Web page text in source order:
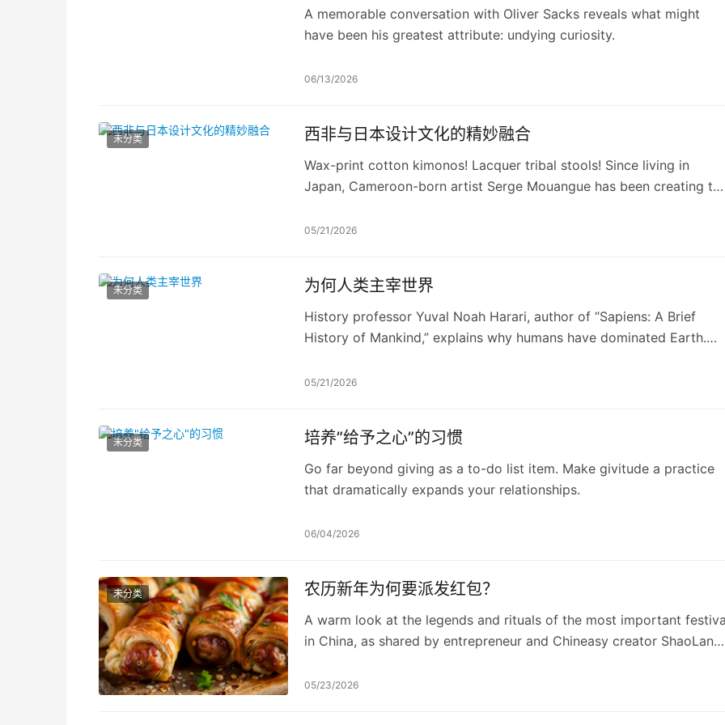
A memorable conversation with Oliver Sacks reveals what might
have been his greatest attribute: undying curiosity.
06/13/2026
未分类 西非与日本设计文化的精妙融合
Wax-print cotton kimonos! Lacquer tribal stools! Since living in
Japan, Cameroon-born artist Serge Mouangue has been creating
05/21/2026
未分类 为何人类主宰世界
History professor Yuval Noah Harari, author of “Sapiens: A Brief
History of Mankind,” explains why humans have dominated Earth.
05/21/2026
未分类 培养”给予之心”的习惯
Go far beyond giving as a to-do list item. Make givitude a practice
that dramatically expands your relationships.
06/04/2026
未分类 农历新年为何要派发红包？
A warm look at the legends and rituals of the most important
in China, as shared by entrepreneur and Chineasy creator ShaoLan
05/23/2026